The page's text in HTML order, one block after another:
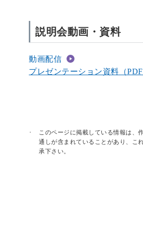
説明会動画・資料
動画配信
プレゼンテーション資料（
このページに掲載している情報は、
通しが含まれていることがあり、こ
承下さい。